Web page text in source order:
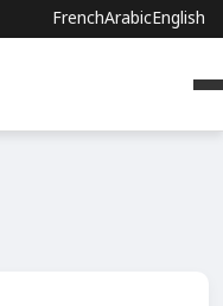
FrenchArabicEnglish